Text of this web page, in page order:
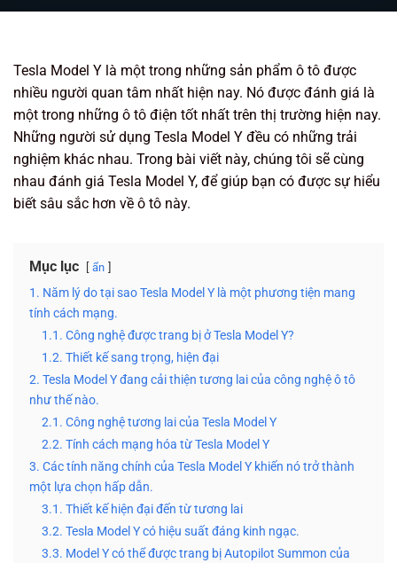
Tesla Model Y là một trong những sản phẩm ô tô được
nhiều người quan tâm nhất hiện nay. Nó được đánh giá là
một trong những ô tô điện tốt nhất trên thị trường hiện nay.
Những người sử dụng Tesla Model Y đều có những trải
nghiệm khác nhau. Trong bài viết này, chúng tôi sẽ cùng
nhau đánh giá Tesla Model Y, để giúp bạn có được sự hiểu
biết sâu sắc hơn về ô tô này.
Mục lục ẩn
1. Năm lý do tại sao Tesla Model Y là một phương tiện mang
tính cách mạng.
1.1. Công nghệ được trang bị ở Tesla Model Y?
1.2. Thiết kế sang trọng, hiện đại
2. Tesla Model Y đang cải thiện tương lai của công nghệ ô tô
như thế nào.
2.1. Công nghệ tương lai của Tesla Model Y
2.2. Tính cách mạng hóa từ Tesla Model Y
3. Các tính năng chính của Tesla Model Y khiến nó trở thành
một lựa chọn hấp dẫn.
3.1. Thiết kế hiện đại đến từ tương lai
3.2. Tesla Model Y có hiệu suất đáng kinh ngạc.
3.3. Model Y có thể được trang bị Autopilot Summon của